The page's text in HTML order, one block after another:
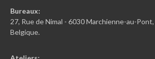
Bureaux:
27, Rue de Nimal - 6030 Marchienne-au-Pont,
Belgique.